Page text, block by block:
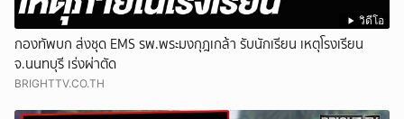
วิดีโอ
กองทัพบก ส่งชุด EMS รพ.พระมงกุฎเกล้า รับนักเรียน เหตุโรงเรียน
จ.นนทบุรี เร่งผ่าตัด
BRIGHTTV.CO.TH